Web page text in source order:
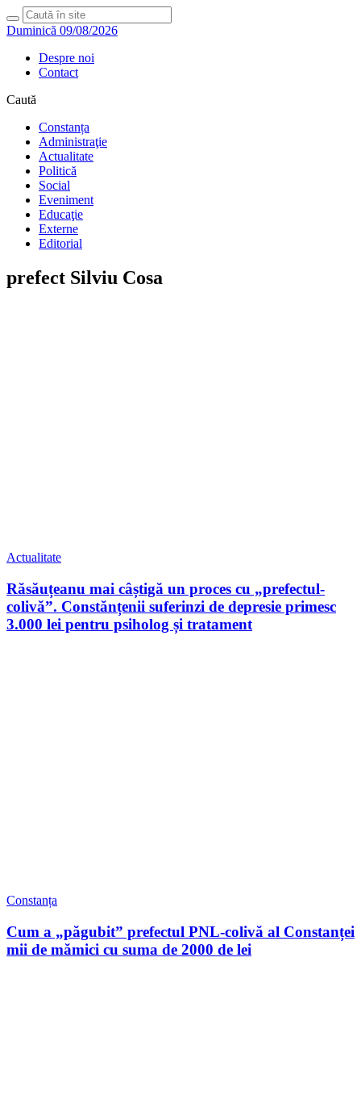
Duminică 09/08/2026
Despre noi
Contact
Caută
Constanța
Administraţie
Actualitate
Politică
Social
Eveniment
Educaţie
Externe
Editorial
prefect Silviu Cosa
Actualitate
Răsăuțeanu mai câștigă un proces cu „prefectul-
colivă”. Constănțenii suferinzi de depresie primesc
3.000 lei pentru psiholog și tratament
Constanța
Cum a „păgubit” prefectul PNL-colivă al Constanței
mii de mămici cu suma de 2000 de lei